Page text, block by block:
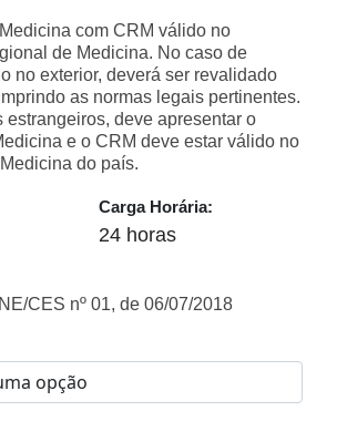
com CRM válido no
de Medicina. No caso de
no exterior, deverá ser revalidado
as normas legais pertinentes.
estrangeiros, deve apresentar o
e o CRM deve estar válido no
do país.
Carga Horária:
24 horas
CES nº 01, de 06/07/2018